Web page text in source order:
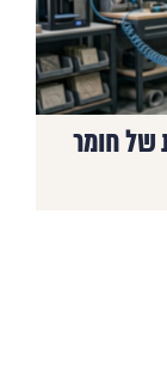
של חומר